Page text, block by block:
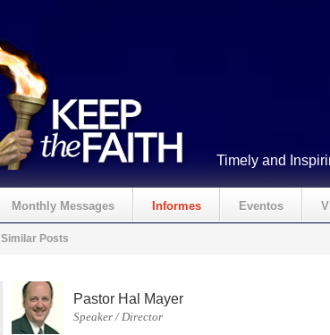
Timely and
Monthly Messages Informes Eventos
Similar Posts
Pastor Hal Mayer
Speaker / Director